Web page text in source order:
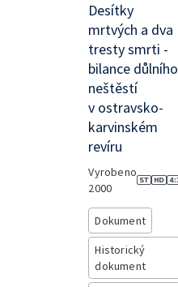
Desítky
mrtvých a dva
tresty smrti -
bilance důlního
neštěstí
v ostravsko-
karvinském
revíru
Vyrobeno
2000
Dokument
Historický
dokument